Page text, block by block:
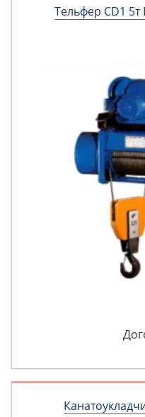
Тельфер CD1